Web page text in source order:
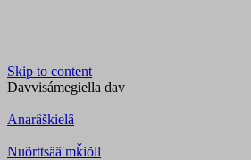
Skip to content
Davvisámegiella dav
Anarâškielâ
Nuõrttsääʹmǩiõll